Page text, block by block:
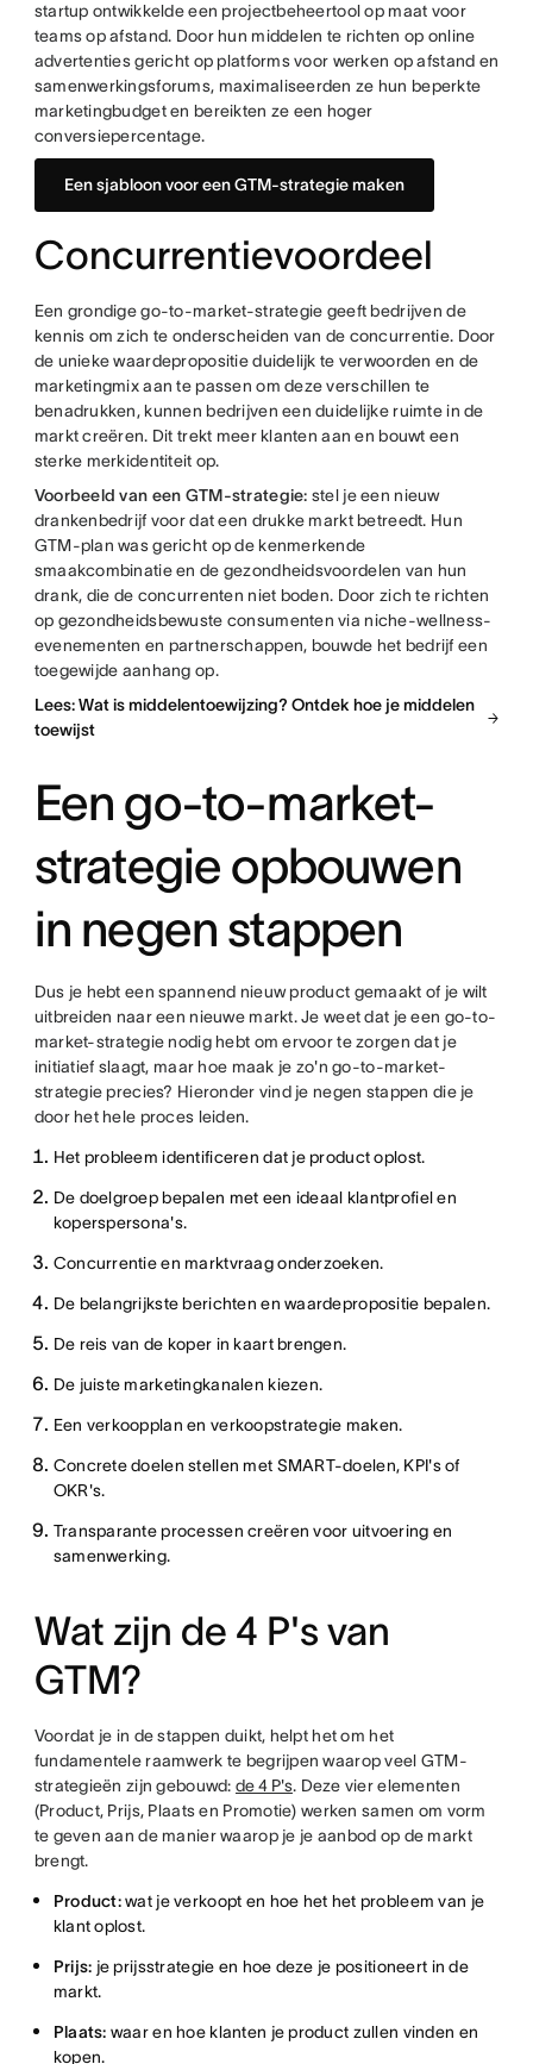
startup ontwikkelde een projectbeheertool op maat voor
teams op afstand. Door hun middelen te richten op online
advertenties gericht op platforms voor werken op afstand en
samenwerkingsforums, maximaliseerden ze hun beperkte
marketingbudget en bereikten ze een hoger
conversiepercentage.
Een sjabloon voor een GTM-strategie maken
Concurrentievoordeel
Een grondige go-to-market-strategie geeft bedrijven de
kennis om zich te onderscheiden van de concurrentie. Door
de unieke waardepropositie duidelijk te verwoorden en de
marketingmix aan te passen om deze verschillen te
benadrukken, kunnen bedrijven een duidelijke ruimte in de
markt creëren. Dit trekt meer klanten aan en bouwt een
sterke merkidentiteit op.
Voorbeeld van een GTM-strategie: stel je een nieuw
drankenbedrijf voor dat een drukke markt betreedt. Hun
GTM-plan was gericht op de kenmerkende
smaakcombinatie en de gezondheidsvoordelen van hun
drank, die de concurrenten niet boden. Door zich te richten
op gezondheidsbewuste consumenten via niche-wellness-
evenementen en partnerschappen, bouwde het bedrijf een
toegewijde aanhang op.
Lees: Wat is middelentoewijzing? Ontdek hoe je middelen
toewijst
Een go-to-market-
strategie opbouwen
in negen stappen
Dus je hebt een spannend nieuw product gemaakt of je wilt
uitbreiden naar een nieuwe markt. Je weet dat je een go-to-
market-strategie nodig hebt om ervoor te zorgen dat je
initiatief slaagt, maar hoe maak je zo'n go-to-market-
strategie precies? Hieronder vind je negen stappen die je
door het hele proces leiden.
Het probleem identificeren dat je product oplost.
De doelgroep bepalen met een ideaal klantprofiel en
koperspersona's.
Concurrentie en marktvraag onderzoeken.
De belangrijkste berichten en waardepropositie bepalen.
De reis van de koper in kaart brengen.
De juiste marketingkanalen kiezen.
Een verkoopplan en verkoopstrategie maken.
Concrete doelen stellen met SMART-doelen, KPI's of
OKR's.
Transparante processen creëren voor uitvoering en
samenwerking.
Wat zijn de 4 P's van
GTM?
Voordat je in de stappen duikt, helpt het om het
fundamentele raamwerk te begrijpen waarop veel GTM-
strategieën zijn gebouwd: de 4 P's. Deze vier elementen
(Product, Prijs, Plaats en Promotie) werken samen om vorm
te geven aan de manier waarop je je aanbod op de markt
brengt.
Product:wat je verkoopt en hoe het het probleem van je
klant oplost.
Prijs: je prijsstrategie en hoe deze je positioneert in de
markt.
Plaats: waar en hoe klanten je product zullen vinden en
kopen.